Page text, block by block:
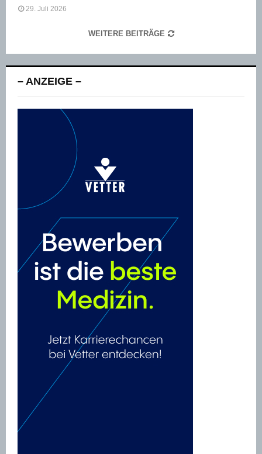
29. Juli 2026
WEITERE BEITRÄGE
– ANZEIGE –